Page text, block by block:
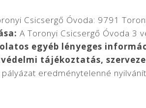
Csicsergő Óvoda: 9791
A Toronyi Csicsergő Óvoda 3
egyéb lényeges
tájékoztatás,
eredménytelenné